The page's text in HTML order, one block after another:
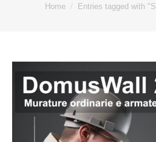
You are here:
Home Entries tagged with